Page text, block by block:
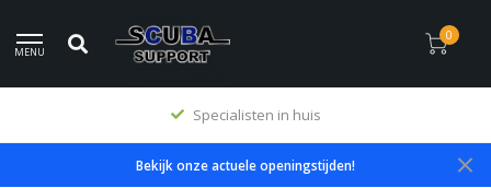
MENU
0
Specialisten in huis
Bekijk onze actuele openingstijden!